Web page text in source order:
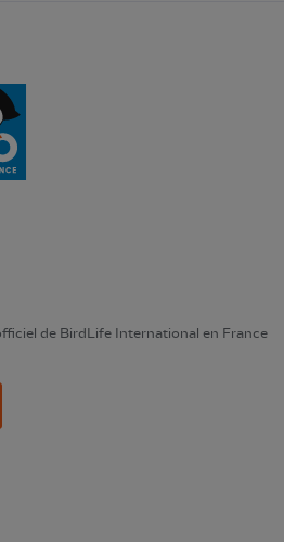
de BirdLife International en France